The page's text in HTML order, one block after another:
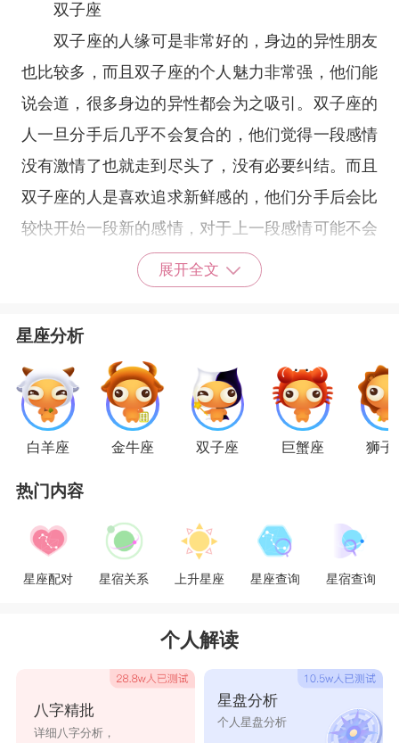
双子座
双子座的人缘可是非常好的，身边的异性朋友
也比较多，而且双子座的个人魅力非常强，他们能
说会道，很多身边的异性都会为之吸引。双子座的
人一旦分手后几乎不会复合的，他们觉得一段感情
没有激情了也就走到尽头了，没有必要纠结。而且
双子座的人是喜欢追求新鲜感的，他们分手后会比
较快开始一段新的感情，对于上一段感情可能不会
花太多时间去回忆，所以说双子座的人还是比较花
重视自己的感情，如果天蝎座的人分手一定是因为
他们不爱了，因为他们在一起的时候就是抱着一辈
对于天蝎座的人来说，不爱就是不爱了，再纠缠在
处女座
展开全文
星座分析
白羊座 金牛座 双子座 巨蟹座 狮子
热门内容
星座配对 星宿关系 上升星座 星座查询 星宿查询
个人解读
八字精批
详细八字分析，
星盘分析
个人星盘分析